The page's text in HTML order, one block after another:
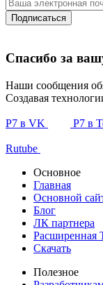
Подписаться
Спасибо за
Наши сообщения
Создавая
Р7 в VK Р7 в
Rutube
Основное
Главная
Основной
Блог
ЛК партнера
Расширенная
Скачать
Полезное